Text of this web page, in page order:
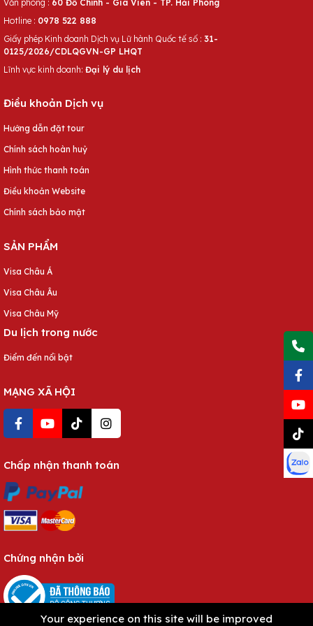
Văn phòng : 60 Đỗ Chính - Gia Viên - TP. Hải Phòng
Hotline : 0978 522 888
Giấy phép Kinh doanh Dịch vụ Lữ hành Quốc tế số : 31-
0125/2026/CDLQGVN-GP LHQT
Lĩnh vực kinh doanh: Đại lý du lịch
Điều khoản Dịch vụ
Hướng dẫn đặt tour
Chính sách hoàn huỷ
Hình thức thanh toán
Điều khoản Website
Chính sách bảo mật
SẢN PHẨM
Visa Châu Á
Visa Châu Âu
Visa Châu Mỹ
Du lịch trong nước
Điểm đến nổi bật
MẠNG XÃ HỘI
Chấp nhận thanh toán
Chứng nhận bởi
Your experience on this site will be improved